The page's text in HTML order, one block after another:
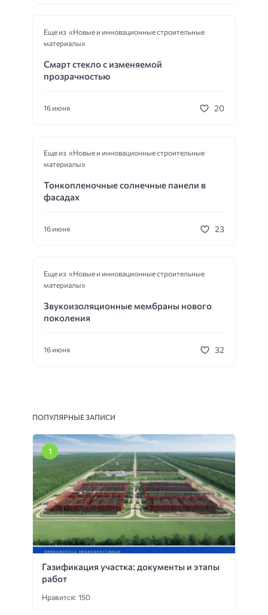
Еще из «Новые и инновационные строительные
материалы»
Смарт стекло с изменяемой
прозрачностью
16 июня 20
Еще из «Новые и инновационные строительные
материалы»
Тонкопленочные солнечные панели в
фасадах
16 июня 23
Еще из «Новые и инновационные строительные
материалы»
Звукоизоляционные мембраны нового
поколения
16 июня 32
ПОПУЛЯРНЫЕ ЗАПИСИ
Газификация участка: документы и этапы
работ
Нравится: 150